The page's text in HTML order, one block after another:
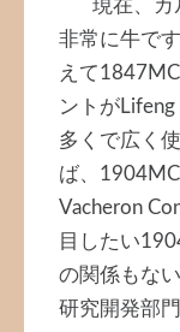
現在、カ
非常に牛で
えて
ントが
多くで広く
ば、
Vacheron
目したい
の関係もな
研究開発部